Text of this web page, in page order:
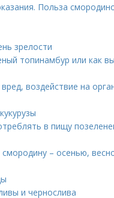
Польза
зрелости
топинамбур или как
воздействие на
в пищу
– осенью,
и чернослива